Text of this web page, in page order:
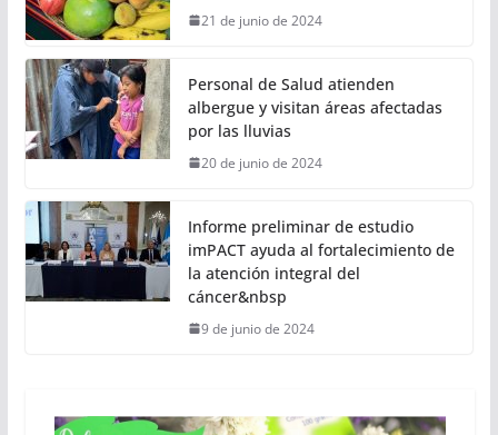
21 de junio de 2024
Personal de Salud atienden
albergue y visitan áreas afectadas
por las lluvias
20 de junio de 2024
Informe preliminar de estudio
imPACT ayuda al fortalecimiento de
la atención integral del
cáncer&nbsp
9 de junio de 2024